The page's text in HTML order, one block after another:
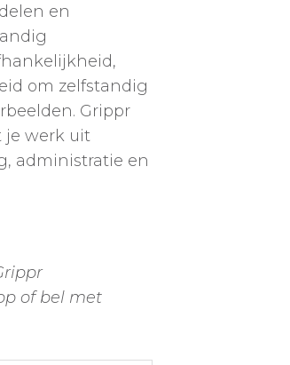
en
om zelfstandig
Grippr
je werk uit
administratie en
ofbel met